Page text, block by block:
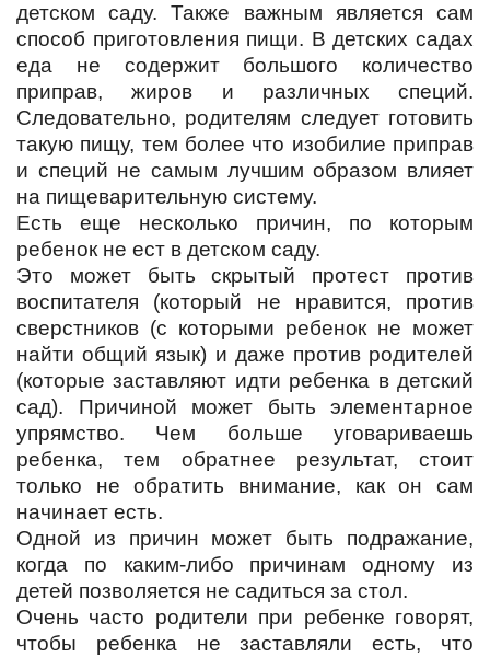
детском саду. Также важным является сам
способ приготовления пищи. В детских садах
еда не содержит большого количество
приправ, жиров и различных специй.
Следовательно, родителям следует готовить
такую пищу, тем более что изобилие приправ
и специй не самым лучшим образом влияет
на пищеварительную систему.
Есть еще несколько причин, по которым
ребенок не ест в детском саду.
Это может быть скрытый протест против
воспитателя (который не нравится, против
сверстников (с которыми ребенок не может
найти общий язык) и даже против родителей
(которые заставляют идти ребенка в детский
сад). Причиной может быть элементарное
упрямство. Чем больше уговариваешь
ребенка, тем обратнее результат, стоит
только не обратить внимание, как он сам
начинает есть.
Одной из причин может быть подражание,
когда по каким-либо причинам одному из
детей позволяется не садиться за стол.
Очень часто родители при ребенке говорят,
чтобы ребенка не заставляли есть, что